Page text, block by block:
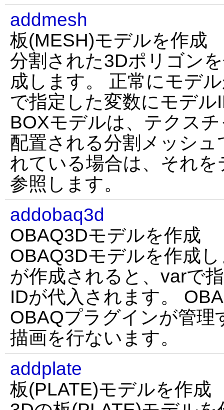
addmesh
板(MESH)モデルを作成
分割された3Dポリゴン
成します。 正常にモデ
で指定した変数にモデ
BOXモデルは、テクス
配置される分割メッシ
れている場合は、それ
参照します。
addobaq3d
OBAQ3Dモデルを作成
OBAQ3Dモデルを作成
が作成されると、varで
IDが代入されます。
OBAQプラグインが管
描画を行ないます。
addplate
板(PLATE)モデルを作成